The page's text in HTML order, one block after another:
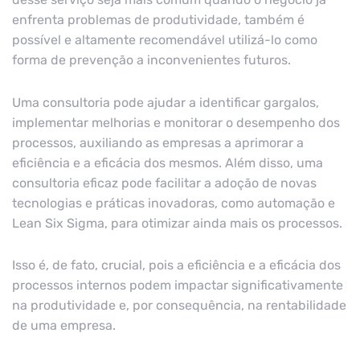
enfrenta problemas de produtividade, também é
possível e altamente recomendável utilizá-lo como
forma de prevenção a inconvenientes futuros.
Uma consultoria pode ajudar a identificar gargalos,
implementar melhorias e monitorar o desempenho dos
processos, auxiliando as empresas a aprimorar a
eficiência e a eficácia dos mesmos. Além disso, uma
consultoria eficaz pode facilitar a adoção de novas
tecnologias e práticas inovadoras, como automação e
Lean Six Sigma, para otimizar ainda mais os processos.
Isso é, de fato, crucial, pois a eficiência e a eficácia dos
processos internos podem impactar significativamente
na produtividade e, por consequência, na rentabilidade
de uma empresa.